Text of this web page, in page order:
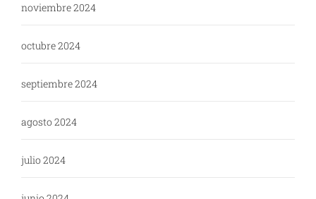
noviembre 2024
octubre 2024
septiembre 2024
agosto 2024
julio 2024